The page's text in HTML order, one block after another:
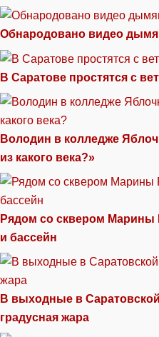
Обнародовано видео
В Саратове простятся с
Володин в колледже
из какого века?»
Рядом со сквером Марины
и бассейн
В выходные в
градусная жара